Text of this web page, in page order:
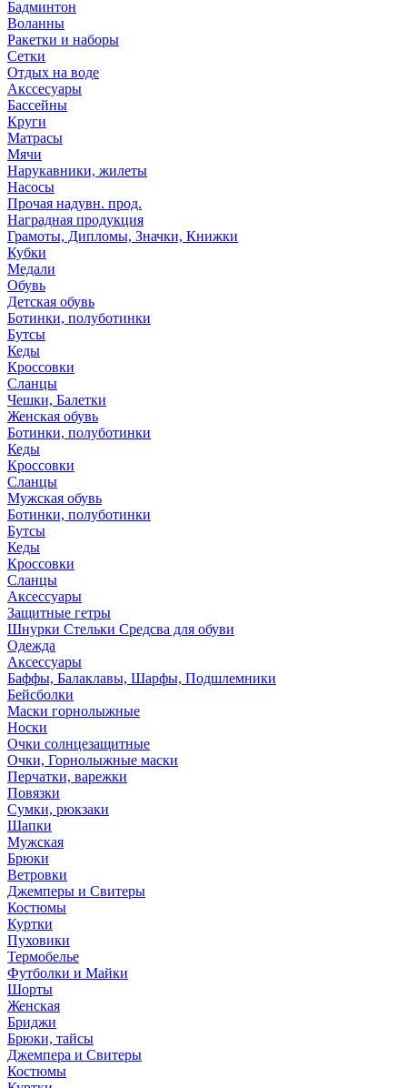
Бадминтон
Воланны
Ракетки и наборы
Сетки
Отдых на воде
Акссесуары
Бассейны
Круги
Матрасы
Мячи
Нарукавники, жилеты
Насосы
Прочая надувн. прод.
Наградная продукция
Грамоты, Дипломы, Значки, Книжки
Кубки
Медали
Обувь
Детская обувь
Ботинки, полуботинки
Бутсы
Кеды
Кроссовки
Сланцы
Чешки, Балетки
Женская обувь
Ботинки, полуботинки
Кеды
Кроссовки
Сланцы
Мужская обувь
Ботинки, полуботинки
Бутсы
Кеды
Кроссовки
Сланцы
Аксессуары
Защитные гетры
Шнурки Стельки Средсва для обуви
Одежда
Аксессуары
Баффы, Балаклавы, Шарфы, Подшлемники
Бейсболки
Маски горнолыжные
Носки
Очки солнцезащитные
Очки, Горнолыжные маски
Перчатки, варежки
Повязки
Сумки, рюкзаки
Шапки
Мужская
Брюки
Ветровки
Джемперы и Свитеры
Костюмы
Куртки
Пуховики
Термобелье
Футболки и Майки
Шорты
Женская
Бриджи
Брюки, тайсы
Джемпера и Свитеры
Костюмы